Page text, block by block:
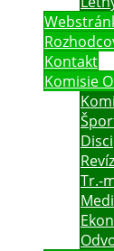
Kontakt
Komisie
Tr.-